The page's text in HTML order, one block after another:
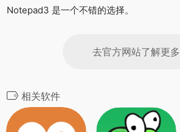
Notepad3 是一个不错的选择。
去官方网站了解更多
相关软件